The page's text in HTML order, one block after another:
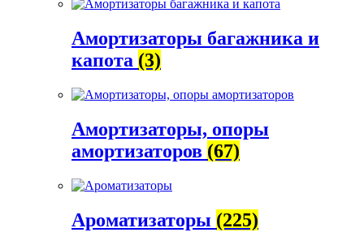
Амортизаторы багажника и
капота (3)
Амортизаторы, опоры
амортизаторов (67)
Ароматизаторы (225)